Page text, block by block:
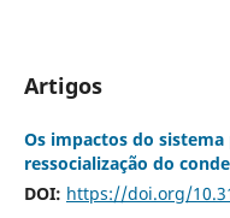
Artigos
Os impactos do
ressocialização do
DOI: https://doi.org/